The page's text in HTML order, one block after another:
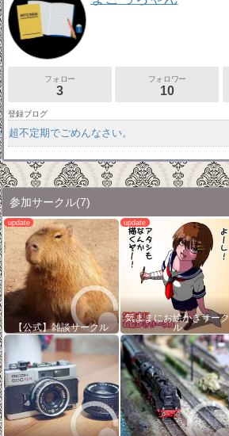
フォロー
3
フォロワー
10
登録ブログ
超不定期でごめんなさい。
参加サークル(7)
【公式】雑談サークル
気ままにお絵かきサーク
ル